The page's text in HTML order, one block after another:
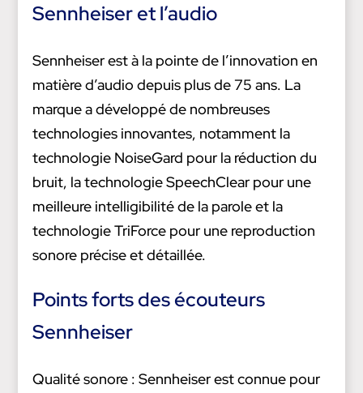
Sennheiser et l’audio
Sennheiser est à la pointe de l’innovation en
matière d’audio depuis plus de 75 ans. La
marque a développé de nombreuses
technologies innovantes, notamment la
technologie NoiseGard pour la réduction du
bruit, la technologie SpeechClear pour une
meilleure intelligibilité de la parole et la
technologie TriForce pour une reproduction
sonore précise et détaillée.
Points forts des écouteurs
Sennheiser
Qualité sonore : Sennheiser est connue pour